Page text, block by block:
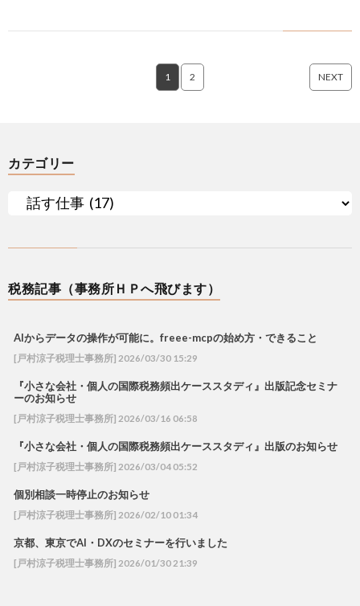
1 2 NEXT
カテゴリー
税務記事（事務所ＨＰへ飛びます）
AIからデータの操作が可能に。freee-mcpの始め方・できること
[戸村涼子税理士事務所] 2026/03/30 15:29
『小さな会社・個人の国際税務頻出ケーススタディ』出版記念セミナ
ーのお知らせ
[戸村涼子税理士事務所] 2026/03/16 06:58
『小さな会社・個人の国際税務頻出ケーススタディ』出版のお知らせ
[戸村涼子税理士事務所] 2026/03/04 05:52
個別相談一時停止のお知らせ
[戸村涼子税理士事務所] 2026/02/10 01:34
京都、東京でAI・DXのセミナーを行いました
[戸村涼子税理士事務所] 2026/01/30 21:39